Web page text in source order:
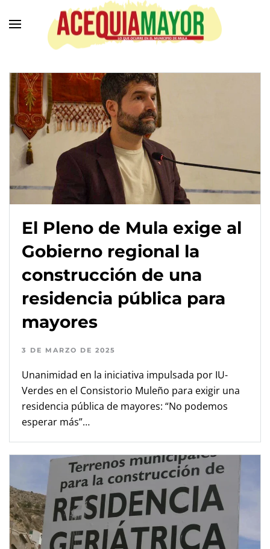
principal
El Pleno de Mula exige al
Gobierno regional la
construcción de una
residencia pública para
mayores
3 DE MARZO DE 2025
Unanimidad en la iniciativa impulsada por IU-
Verdes en el Consistorio Muleño para exigir una
residencia pública de mayores: “No podemos
esperar más”…